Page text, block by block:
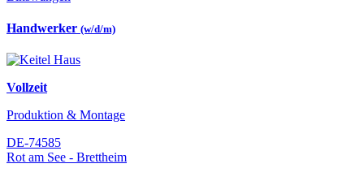
Handwerker (w/d/m)
Vollzeit
Produktion & Montage
DE-74585
Rot am See - Brettheim